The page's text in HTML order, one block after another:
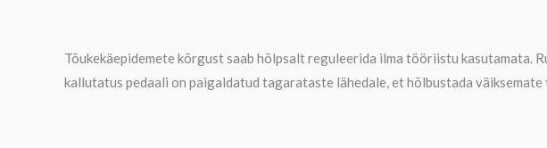
Tõukekäepidemete kõrgust saab hõlpsalt reguleerida ilma tööriistu
kallutatus pedaali on paigaldatud tagarataste lähedale, et hõlbustada